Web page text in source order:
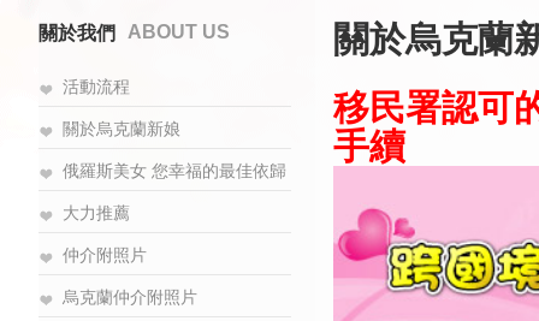
關於我們 ABOUT US
活動流程
關於烏克蘭新娘
俄羅斯美女 您幸福的最佳依歸
大力推薦
仲介附照片
烏克蘭仲介附照片
關於烏克蘭
移民署認可
手續